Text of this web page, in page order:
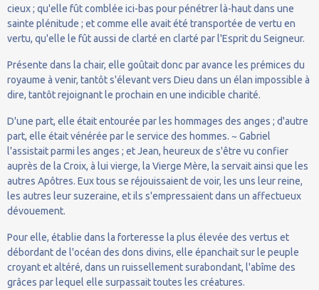
cieux ; qu'elle fût comblée ici-bas pour pénétrer là-haut dans une
sainte plénitude ; et comme elle avait été transportée de vertu en
vertu, qu'elle le fût aussi de clarté en clarté par l'Esprit du Seigneur.
Présente dans la chair, elle goûtait donc par avance les prémices du
royaume à venir, tantôt s'élevant vers Dieu dans un élan impossible à
dire, tantôt rejoignant le prochain en une indicible charité.
D'une part, elle était entourée par les hommages des anges ; d'autre
part, elle était vénérée par le service des hommes. ~ Gabriel
l'assistait parmi les anges ; et Jean, heureux de s'être vu confier
auprès de la Croix, à lui vierge, la Vierge Mère, la servait ainsi que les
autres Apôtres. Eux tous se réjouissaient de voir, les uns leur reine,
les autres leur suzeraine, et ils s'empressaient dans un affectueux
dévouement.
Pour elle, établie dans la forteresse la plus élevée des vertus et
débordant de l'océan des dons divins, elle épanchait sur le peuple
croyant et altéré, dans un ruissellement surabondant, l'abîme des
grâces par lequel elle surpassait toutes les créatures.